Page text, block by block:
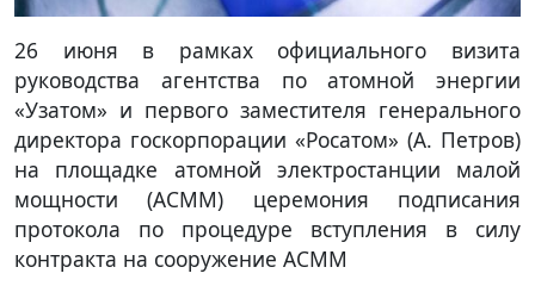
26 июня в рамках официального визита
руководства агентства по атомной энергии
«Узатом» и первого заместителя генерального
директора госкорпорации «Росатом» (А. Петров)
на площадке атомной электростанции малой
мощности (АСММ) церемония подписания
протокола по процедуре вступления в силу
контракта на сооружение АСММ